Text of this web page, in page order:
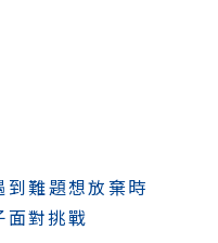
到難題想放棄時
面對挑戰